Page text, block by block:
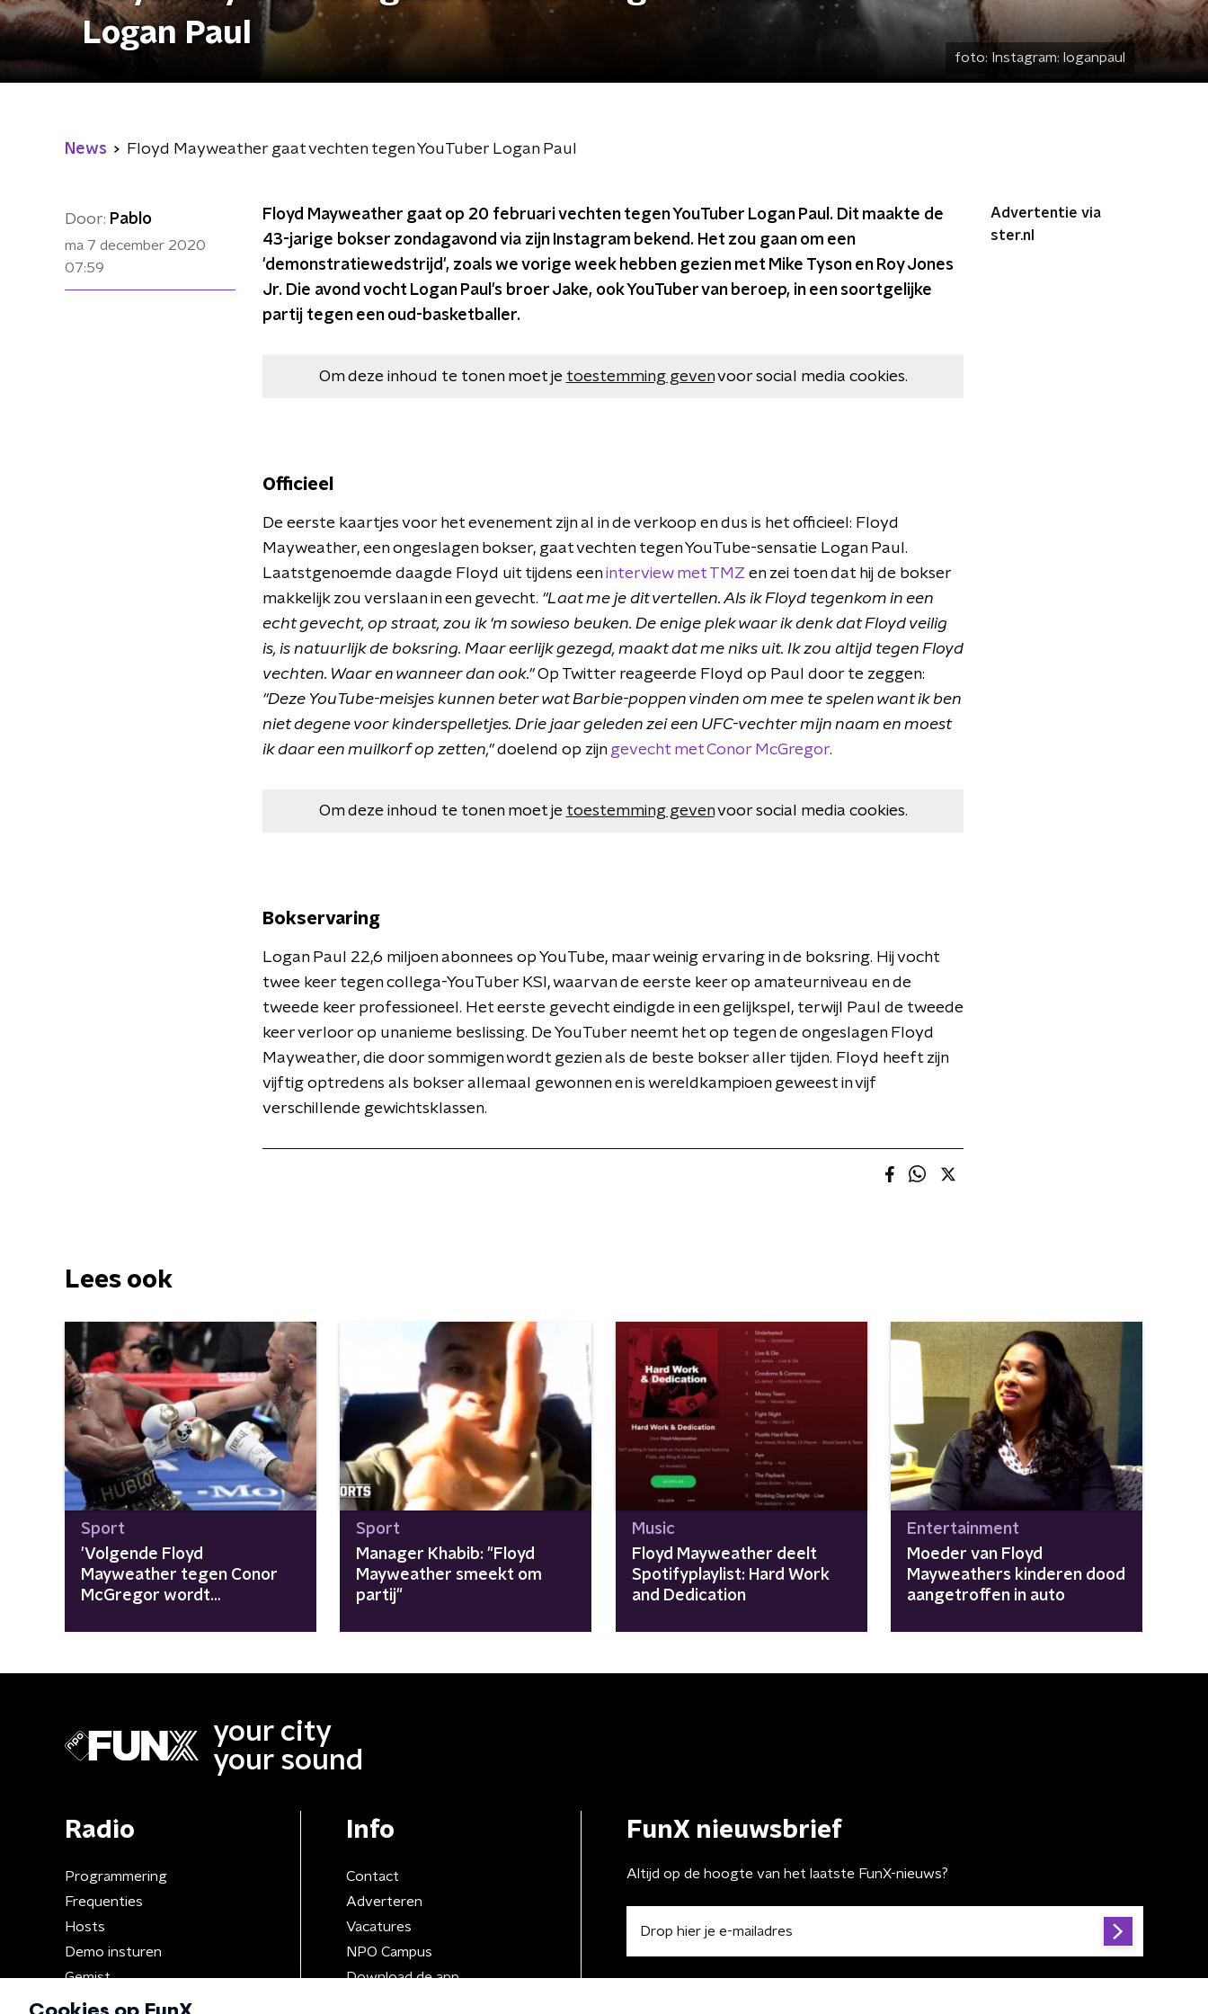
Logan Paul
foto: Instagram: loganpaul
News Floyd Mayweather gaat vechten tegen YouTuber Logan Paul
Door: Pablo
ma 7 december 2020
07:59
Floyd Mayweather gaat op 20 februari vechten tegen YouTuber Logan Paul. Dit maakte de
43-jarige bokser zondagavond via zijn Instagram bekend. Het zou gaan om een
'demonstratiewedstrijd', zoals we vorige week hebben gezien met Mike Tyson en Roy Jones
Jr. Die avond vocht Logan Paul's broer Jake, ook YouTuber van beroep, in een soortgelijke
partij tegen een oud-basketballer.
Om deze inhoud te tonen moet je toestemming gevenvoor social media cookies.
Officieel
De eerste kaartjes voor het evenement zijn al in de verkoop en dus is het officieel: Floyd
Mayweather, een ongeslagen bokser, gaat vechten tegen YouTube-sensatie Logan Paul.
Laatstgenoemde daagde Floyd uit tijdens eeninterview met TMZ en zei toen dat hij de bokser
makkelijk zou verslaan in een gevecht. "Laat me je dit vertellen. Als ik Floyd tegenkom in een
echt gevecht, op straat, zou ik 'm sowieso beuken. De enige plek waar ik denk dat Floyd veilig
is, is natuurlijk de boksring. Maar eerlijk gezegd, maakt dat me niks uit. Ik zou altijd tegen Floyd
vechten. Waar en wanneer dan ook."Op Twitter reageerde Floyd op Paul door te zeggen:
"Deze YouTube-meisjes kunnen beter wat Barbie-poppen vinden om mee te spelen want ik ben
niet degene voor kinderspelletjes. Drie jaar geleden zei een UFC-vechter mijn naam en moest
ik daar een muilkorf op zetten,"doelend op zijn gevecht met Conor McGregor.
Om deze inhoud te tonen moet je toestemming gevenvoor social media cookies.
Bokservaring
Logan Paul 22,6 miljoen abonnees op YouTube, maar weinig ervaring in de boksring. Hij vocht
twee keer tegen collega-YouTuber KSI, waarvan de eerste keer op amateurniveau en de
tweede keer professioneel. Het eerste gevecht eindigde in een gelijkspel, terwijl Paul de tweede
keer verloor op unanieme beslissing. De YouTuber neemt het op tegen de ongeslagen Floyd
Mayweather, die door sommigen wordt gezien als de beste bokser aller tijden. Floyd heeft zijn
vijftig optredens als bokser allemaal gewonnen en is wereldkampioen geweest in vijf
verschillende gewichtsklassen.
Advertentie via
ster.nl
Lees ook
Sport
'Volgende Floyd
Mayweather tegen Conor
McGregor wordt
Sport
Manager Khabib: "Floyd
Mayweather smeekt om
partij"
Music
Floyd Mayweather deelt
Spotifyplaylist: Hard Work
and Dedication
Entertainment
Moeder van Floyd
Mayweathers kinderen dood
aangetroffen in auto
your city
your sound
Radio
Programmering
Frequenties
Hosts
Demo insturen
Gemist
Info
Contact
Adverteren
Vacatures
NPO Campus
Download de app
FunX nieuwsbrief
Altijd op de hoogte van het laatste FunX-nieuws?